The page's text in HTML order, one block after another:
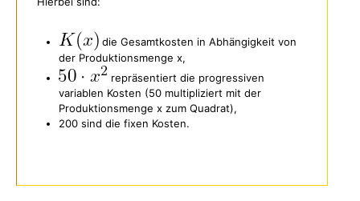
die Gesamtkosten in Abhängigkeit von
der Produktionsmenge x,
repräsentiert die progressiven
variablen Kosten (50 multipliziert mit der
Produktionsmenge x zum Quadrat),
200 sind die fixen Kosten.